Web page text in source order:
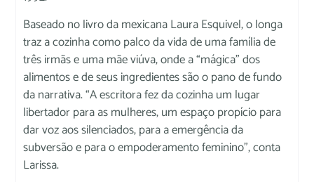
Baseado no livro da mexicana Laura Esquivel, o longa
traz a cozinha como palco da vida de uma família de
três irmãs e uma mãe viúva, onde a “mágica” dos
alimentos e de seus ingredientes são o pano de fundo
da narrativa. “A escritora fez da cozinha um lugar
libertador para as mulheres, um espaço propício para
dar voz aos silenciados, para a emergência da
subversão e para o empoderamento feminino”, conta
Larissa.